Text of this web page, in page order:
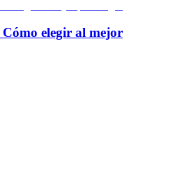
elegir al mejor